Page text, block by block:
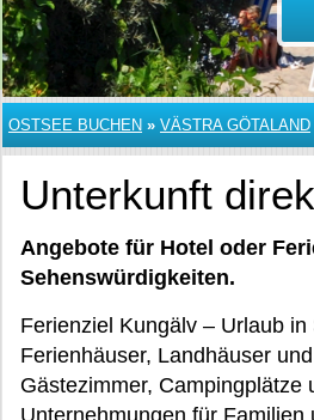
OSTSEE BUCHEN » VÄSTRA GÖTALAND
Unterkunft
Angebote für Hotel oder
Sehenswürdigkeiten.
Ferienziel Kungälv – Urlaub
Ferienhäuser, Landhäuser
Gästezimmer, Campingplätze
Unternehmungen für